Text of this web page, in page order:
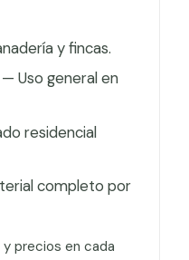
y fincas.
Uso general en
residencial
completo por
precios en cada